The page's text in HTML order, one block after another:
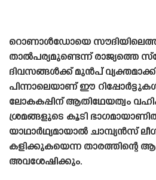
റൊണാൾഡോയെ
താൽപര്യമുണ്ടെന്ന് രാജ്യത്തെ
ദിവസങ്ങൾക്ക് മുൻപ്
പിന്നാലെയാണ് ഈ
ലോകകപ്പിന് ആതിഥേയത്വം
ശ്രമങ്ങളുടെ കൂടി
യാഥാർഥ്യമായാൽ ചാമ്പ്യൻസ്
കളിക്കുകയെന്ന താരത്തിന്റെ
അവശേഷിക്കും.